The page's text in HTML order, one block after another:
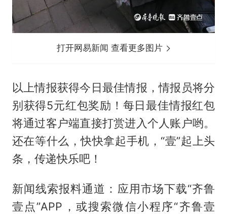
打开网易新闻 查看更多图片
以上情报获得今日最佳情报，情报员将分
别获得5元红包奖励！每日最佳情报红包
将通过客户端直接打赏进入个人账户哟。
还在等什么，快快拿起手机，“壹”起上头
条，传递快乐吧！
新闻线索报料通道：应用市场下载“齐鲁
壹点”APP，或搜索微信小程序“齐鲁壹